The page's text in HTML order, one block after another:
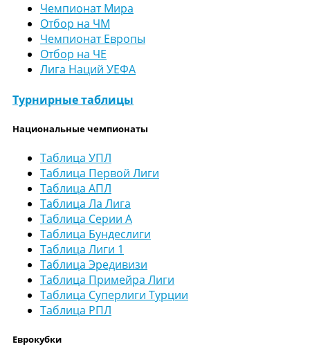
Чемпионат Мира
Отбор на ЧМ
Чемпионат Европы
Отбор на ЧЕ
Лига Наций УЕФА
Турнирные таблицы
Национальные чемпионаты
Таблица УПЛ
Таблица Первой Лиги
Таблица АПЛ
Таблица Ла Лига
Таблица Серии А
Таблица Бундеслиги
Таблица Лиги 1
Таблица Эредивизи
Таблица Примейра Лиги
Таблица Суперлиги Турции
Таблица РПЛ
Еврокубки